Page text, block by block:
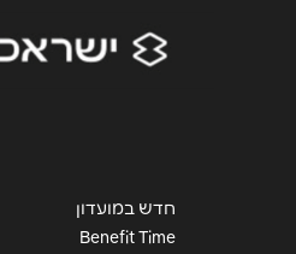
חדש במועדון
Benefit Time